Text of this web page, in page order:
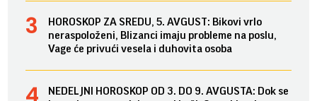
HOROSKOP ZA SREDU, 5. AVGUST: Bikovi vrlo
neraspoloženi, Blizanci imaju probleme na poslu,
Vage će privući vesela i duhovita osoba
NEDELJNI HOROSKOP OD 3. DO 9. AVGUSTA: Dok se